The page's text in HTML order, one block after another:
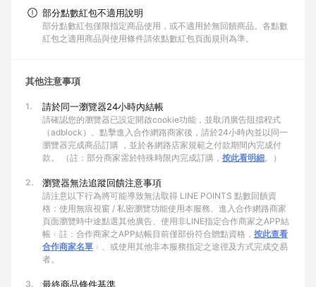
部分點數紅包不適用說明
部分點數紅包僅限指定商品使用，或不適用於無回饋商品。各點數
紅包之適用商品與使用條件請依點數紅包頁面規則為準。
其他注意事項
1. 請於同一瀏覽器24小時內結帳
請確認您的瀏覽器已設定開啟cookie功能，並取消廣告阻擋程式
（adblock）。點擊進入合作網路商家後，請於24小時內並以同一
瀏覽器完成商品訂購 ，並於各網路店家規範之付款期間內完成付
款。 （註：部分商家需於特殊時限內完成訂購， 按此看明細。）
2. 瀏覽器無法追蹤回饋注意事項
請注意以下行為將可能導致無法取得 LINE POINTS 點數回饋資
格：使用無痕視窗 / 私密瀏覽功能使用本服務、進入合作網路商家
頁面瀏覽時中途點選其他廣告、使用非LINE指定合作商家之APP結
帳﹙註：合作商家之APP結帳目前僅部份符合贈點資格， 按此查看
合作商家名單 ﹚、或使用其他非本服務指定之途徑及方式完成交易
者。
3. 最終商品條件基準